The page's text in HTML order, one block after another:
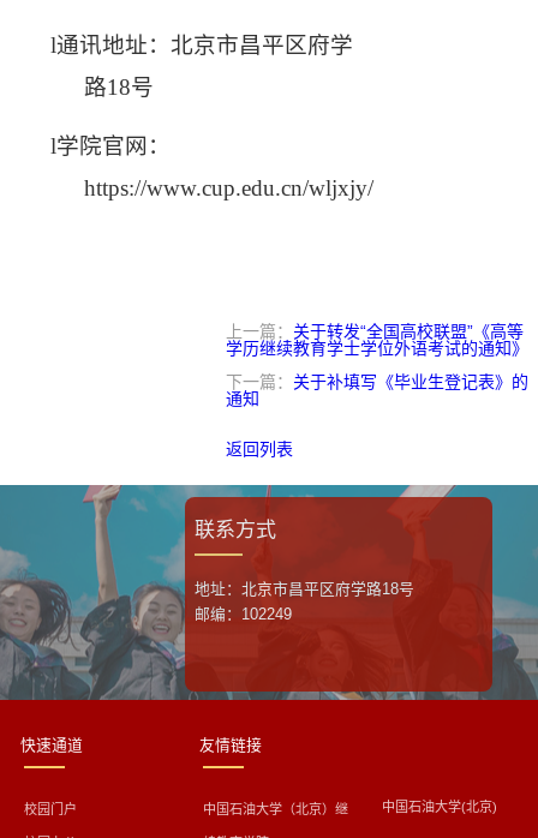
l通讯地址：北京市昌平区府学
路18号
l学院官网：
https://www.cup.edu.cn/wljxjy/
上一篇： 关于转发“全国高校联盟”《高等
学历继续教育学士学位外语考试的通知》
下一篇： 关于补填写《毕业生登记表》的
通知
返回列表
联系方式
地址：北京市昌平区府学路18号
邮编：102249
快速通道
校园门户
友情链接
中国石油大学（北京）继 中国石油大学(北京)